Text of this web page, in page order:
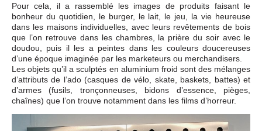
Pour cela, il a rassemblé les images de produits faisant le
bonheur du quotidien, le burger, le lait, le jeu, la vie heureuse
dans les maisons individuelles, avec leurs revêtements de bois
que l’on retrouve dans les chambres, la prière du soir avec le
doudou, puis il les a peintes dans les couleurs doucereuses
d’une époque imaginée par les marketeurs ou merchandisers.
Les objets qu’il a sculptés en aluminium froid sont des mélanges
d’attributs de l’ado (casques de vélo, skate, baskets, battes) et
d’armes (fusils, tronçonneuses, bidons d’essence, pièges,
chaînes) que l’on trouve notamment dans les films d’horreur.